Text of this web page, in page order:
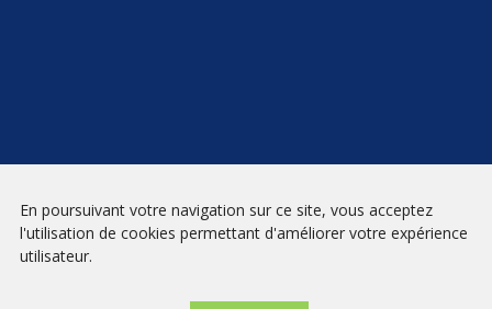
NEWSLETTER
En poursuivant votre navigation sur ce site, vous acceptez
l'utilisation de cookies permettant d'améliorer votre expérience
utilisateur.